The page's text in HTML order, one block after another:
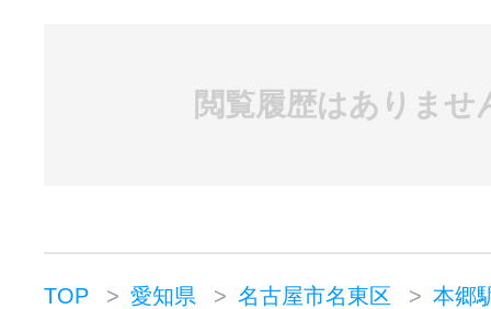
閲覧履歴はありませ
TOP 愛知県 名古屋市名東区
本郷